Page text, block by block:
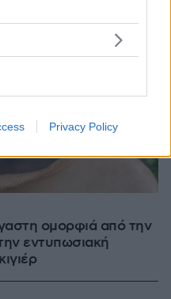
Privacy Policy
ομορφιά από την
εντυπωσιακή